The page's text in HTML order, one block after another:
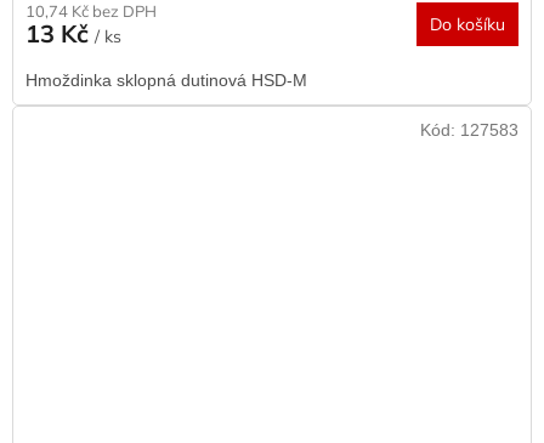
10,74 Kč bez DPH
13 Kč / ks
Do košíku
Hmoždinka sklopná dutinová HSD-M
Kód: 127583